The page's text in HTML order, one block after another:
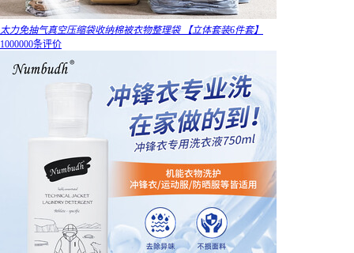
太力免抽气真空压缩袋收纳棉被衣物整理袋 【立体套装6件套】
1000000条评价